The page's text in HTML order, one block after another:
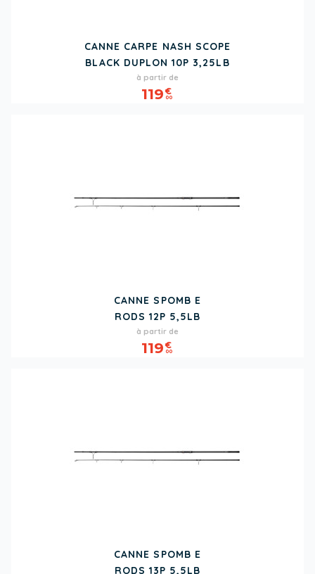
CANNE CARPE NASH SCOPE
BLACK DUPLON 10P 3,25LB
Prix
à partir de
119€
00
CANNE SPOMB E
RODS 12P 5,5LB
Prix
à partir de
119€
00
CANNE SPOMB E
RODS 13P 5,5LB